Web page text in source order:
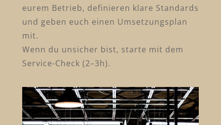
eurem Betrieb, definieren klare Standards
und geben euch einen Umsetzungsplan
mit.
Wenn du unsicher bist, starte mit dem
Service-Check (2–3h).